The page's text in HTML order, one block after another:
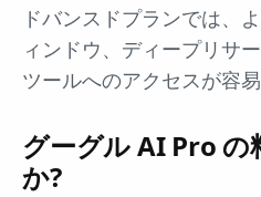
ドバンスドプランでは、
ィンドウ、ディープリサ
ツールへのアクセスが容易
グーグル AI Pro
か?